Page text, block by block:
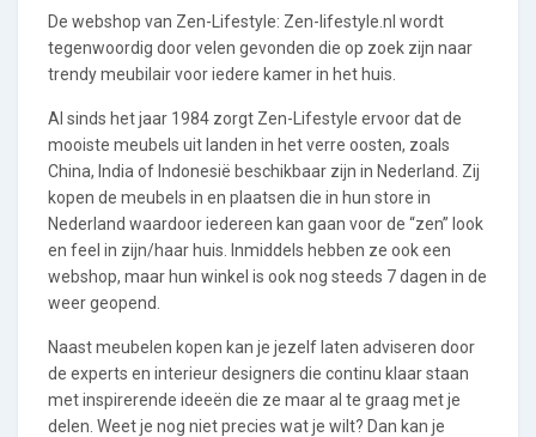
De webshop van Zen-Lifestyle: Zen-lifestyle.nl wordt
tegenwoordig door velen gevonden die op zoek zijn naar
trendy meubilair voor iedere kamer in het huis.
Al sinds het jaar 1984 zorgt Zen-Lifestyle ervoor dat de
mooiste meubels uit landen in het verre oosten, zoals
China, India of Indonesië beschikbaar zijn in Nederland. Zij
kopen de meubels in en plaatsen die in hun store in
Nederland waardoor iedereen kan gaan voor de “zen” look
en feel in zijn/haar huis. Inmiddels hebben ze ook een
webshop, maar hun winkel is ook nog steeds 7 dagen in de
weer geopend.
Naast meubelen kopen kan je jezelf laten adviseren door
de experts en interieur designers die continu klaar staan
met inspirerende ideeën die ze maar al te graag met je
delen. Weet je nog niet precies wat je wilt? Dan kan je